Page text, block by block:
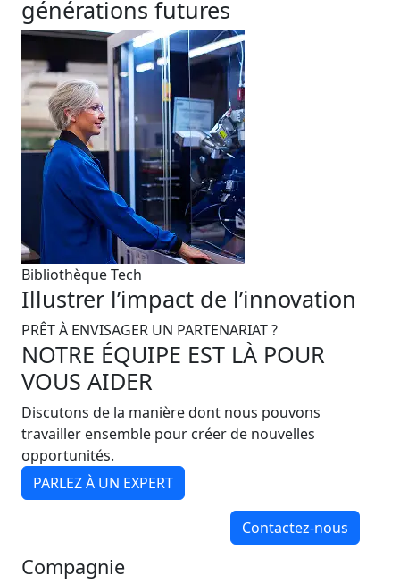
générations futures
Bibliothèque Tech
Illustrer l’impact de l’innovation
PRÊT À ENVISAGER UN PARTENARIAT ?
NOTRE ÉQUIPE EST LÀ POUR
VOUS AIDER
Discutons de la manière dont nous pouvons
travailler ensemble pour créer de nouvelles
opportunités.
PARLEZ À UN EXPERT
Contactez-nous
Compagnie